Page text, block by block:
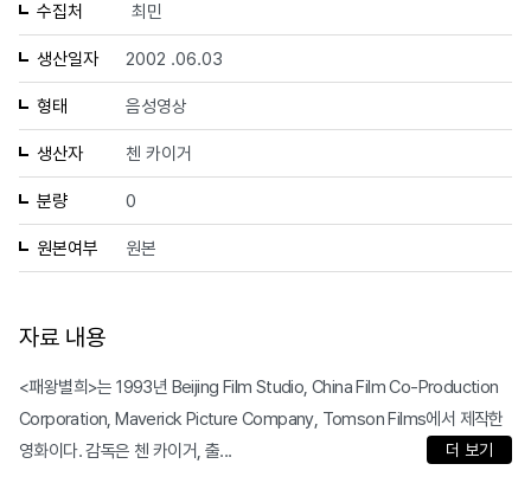
수집처 최민
생산일자 2002 .06.03
형태 음성영상
생산자 첸 카이거
분량 0
원본여부 원본
자료 내용
<패왕별희>는 1993년 Beijing Film Studio, China Film Co-Production
Corporation, Maverick Picture Company, Tomson Films에서 제작한
영화이다. 감독은 첸 카이거, 출...
더 보기